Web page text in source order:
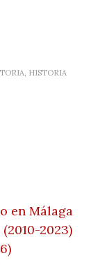
HISTORIA
en Málaga
(2010-2023)